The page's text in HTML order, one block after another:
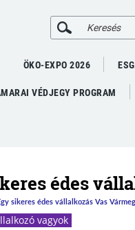
ÖKO-EXPO 2026 ESG
VÉDJEGY PROGRAM
édes
sikeres édes vállalkozás Vas
vagyok